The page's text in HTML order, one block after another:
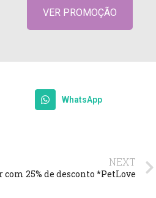
VER PROMOÇÃO
WhatsApp
NEXT
25% de desconto *PetLove
faucibus felis leo